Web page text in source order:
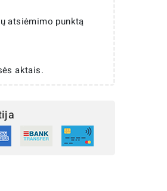
atsiėmimo punktą
aktais.